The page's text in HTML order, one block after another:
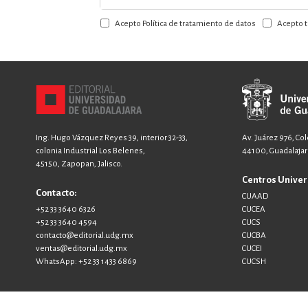
a
nuestroAcepto Política de tratamiento de datos Acepto
Ing. Hugo Vázquez Reyes 39, interior 32-33,
colonia Industrial Los Belenes,
45150, Zapopan, Jalisco.
Contacto:
+52 33 3640 6326
+52 33 3640 4594
contacto@editorial.udg.mx
ventas@editorial.udg.mx
WhatsApp: +52 33 1433 6869
Av. Juárez 976,
44100,
Centros
CUAAD
CUCEA
CUCS
CUCBA
CUCEI
CUCSH